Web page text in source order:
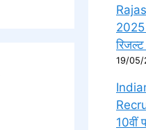
2025
19/05/
10वीं